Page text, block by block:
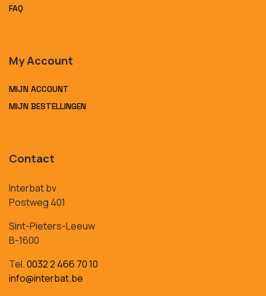
FAQ
My Account
MIJN ACCOUNT
MIJN BESTELLINGEN
Contact
Interbat bv
Postweg 401
Sint-Pieters-Leeuw
B-1600
Tel.0032 2 466 70 10
info@interbat.be